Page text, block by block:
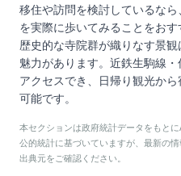
移住や訪問を検討しているな
を実際に歩いてみることをお
歴史的な寺院群が織りなす景
魅力があります。近鉄生駒線
アクセスでき、日帰り観光か
可能です。
本セクションは政府統計データをもと
公的統計に基づいていますが、最新の
出典元をご確認ください。